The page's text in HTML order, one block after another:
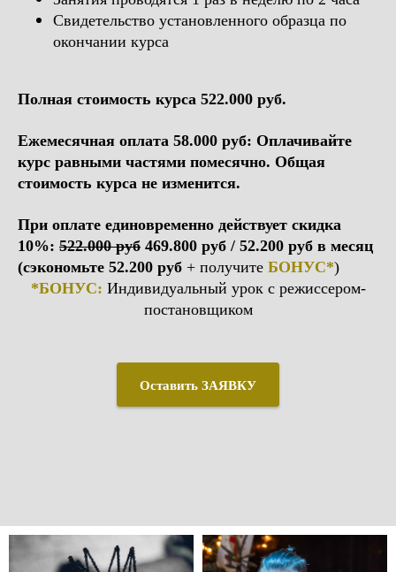
Свидетельство установленного образца по
окончании курса
Полная стоимость курса 522.000 руб.
Ежемесячная оплата 58.000 руб: Оплачивайте
курс равными частями помесячно. Общая
стоимость курса не изменится.
При оплате единовременно действует скидка
10%: 522.000 руб 469.800 руб / 52.200 руб в месяц
(сэкономьте 52.200 руб + получите БОНУС*)
*БОНУС: Индивидуальный урок с режиссером-
постановщиком
Оставить ЗАЯВКУ